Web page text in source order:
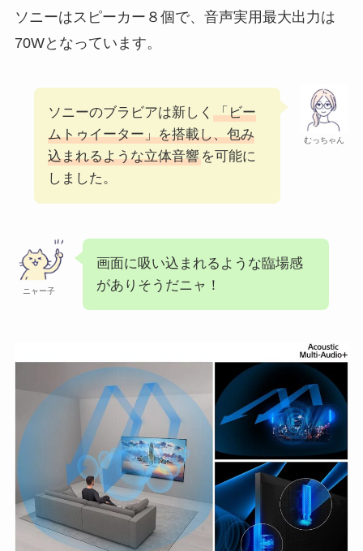
ソニーはスピーカー８個で、音声実用最大出力は
70Wとなっています。
むっちゃん
ソニーのブラビアは新しく 「ビー
ムトゥイーター」を搭載し、包み
込まれるような立体音響を可能に
しました。
ニャー子
画面に吸い込まれるような臨場感
がありそうだニャ！